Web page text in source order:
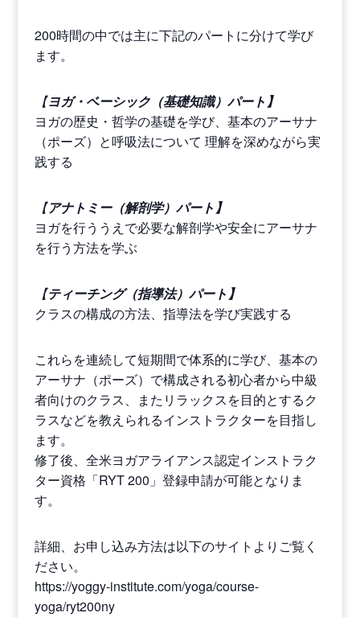
200時間の中では主に下記のパートに分けて学び
ます。
【ヨガ・ベーシック（基礎知識）パート】
ヨガの歴史・哲学の基礎を学び、基本のアーサナ
（ポーズ）と呼吸法について 理解を深めながら実
践する
【アナトミー（解剖学）パート】
ヨガを行ううえで必要な解剖学や安全にアーサナ
を行う方法を学ぶ
【ティーチング（指導法）パート】
クラスの構成の方法、指導法を学び実践する
これらを連続して短期間で体系的に学び、基本の
アーサナ（ポーズ）で構成される初心者から中級
者向けのクラス、またリラックスを目的とするク
ラスなどを教えられるインストラクターを目指し
ます。
修了後、全米ヨガアライアンス認定インストラク
ター資格「RYT 200」登録申請が可能となりま
す。
詳細、お申し込み方法は以下のサイトよりご覧く
ださい。
https://yoggy-institute.com/yoga/course-
yoga/ryt200ny